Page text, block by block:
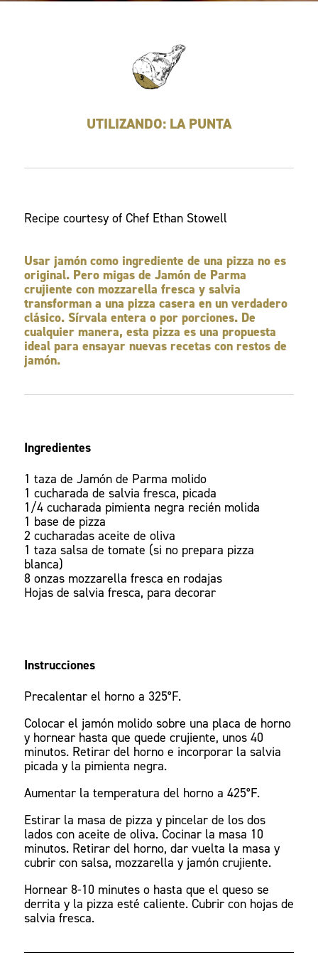
UTILIZANDO: LA PUNTA
Recipe courtesy of Chef Ethan Stowell
Usar jamón como ingrediente de una pizza no es
original. Pero migas de Jamón de Parma
crujiente con mozzarella fresca y salvia
transforman a una pizza casera en un verdadero
clásico. Sírvala entera o por porciones. De
cualquier manera, esta pizza es una propuesta
ideal para ensayar nuevas recetas con restos de
jamón.
Ingredientes
1 taza de Jamón de Parma molido
1 cucharada de salvia fresca, picada
1/4 cucharada pimienta negra recién molida
1 base de pizza
2 cucharadas aceite de oliva
1 taza salsa de tomate (si no prepara pizza
blanca)
8 onzas mozzarella fresca en rodajas
Hojas de salvia fresca, para decorar
Instrucciones
Precalentar el horno a 325°F.
Colocar el jamón molido sobre una placa de horno
y hornear hasta que quede crujiente, unos 40
minutos. Retirar del horno e incorporar la salvia
picada y la pimienta negra.
Aumentar la temperatura del horno a 425°F.
Estirar la masa de pizza y pincelar de los dos
lados con aceite de oliva. Cocinar la masa 10
minutos. Retirar del horno, dar vuelta la masa y
cubrir con salsa, mozzarella y jamón crujiente.
Hornear 8-10 minutes o hasta que el queso se
derrita y la pizza esté caliente. Cubrir con hojas de
salvia fresca.